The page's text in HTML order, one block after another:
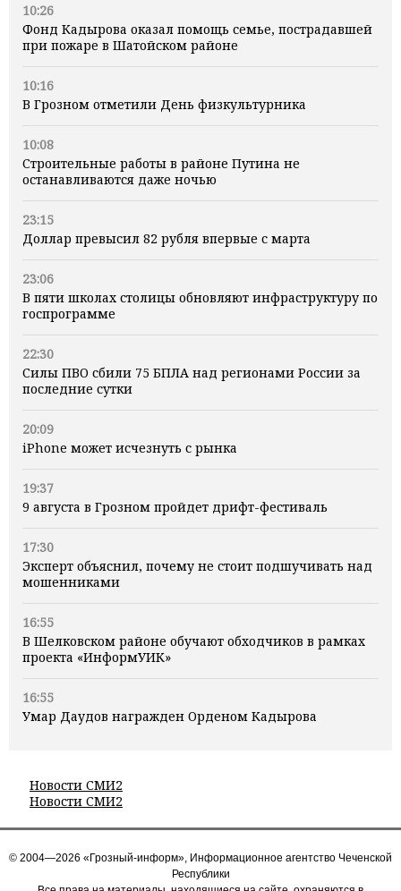
10:26
Фонд Кадырова оказал помощь семье, пострадавшей
при пожаре в Шатойском районе
10:16
В Грозном отметили День физкультурника
10:08
Строительные работы в районе Путина не
останавливаются даже ночью
23:15
Доллар превысил 82 рубля впервые с марта
23:06
В пяти школах столицы обновляют инфраструктуру по
госпрограмме
22:30
Силы ПВО сбили 75 БПЛА над регионами России за
последние сутки
20:09
iPhone может исчезнуть с рынка
19:37
9 августа в Грозном пройдет дрифт-фестиваль
17:30
Эксперт объяснил, почему не стоит подшучивать над
мошенниками
16:55
В Шелковском районе обучают обходчиков в рамках
проекта «ИнформУИК»
16:55
Умар Даудов награжден Орденом Кадырова
Новости СМИ2
Новости СМИ2
© 2004—2026 «Грозный-информ», Информационное агентство Чеченской
Республики